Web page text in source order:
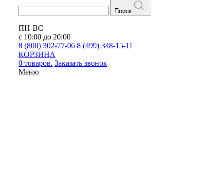
Поиск
ПН-ВС
с 10:00 до 20:00
8 (800) 302-77-06 8 (499) 348-15-11
КОРЗИНА
0 товаров. Заказать звонок
Меню